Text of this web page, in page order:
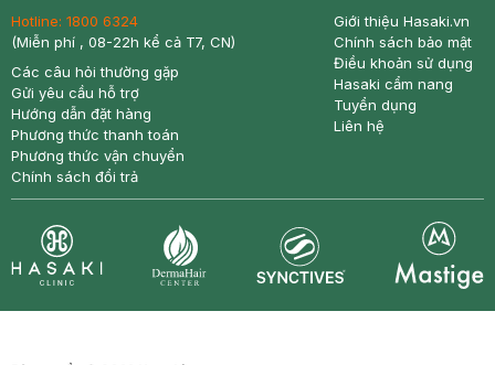
Hotline: 1800 6324
(Miễn phí , 08-22h kể cả T7, CN)
Các câu hỏi thường gặp
Gửi yêu cầu hỗ trợ
Hướng dẫn đặt hàng
Phương thức thanh toán
Phương thức vận chuyển
Chính sách đổi trả
Giới thiệu Hasaki.vn
Chính sách bảo mật
Điều khoản sử dụng
Hasaki cẩm nang
Tuyển dụng
Liên hệ